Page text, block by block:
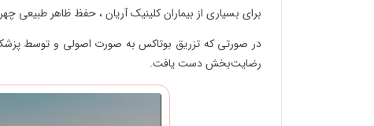
برای بسیاری از بیماران کلینیک آریان ، حفظ ظاهر طبیعی
در صورتی که تزریق بوتاکس به‌ صورت اصولی و توسط
رضایت‌بخش دست یافت.